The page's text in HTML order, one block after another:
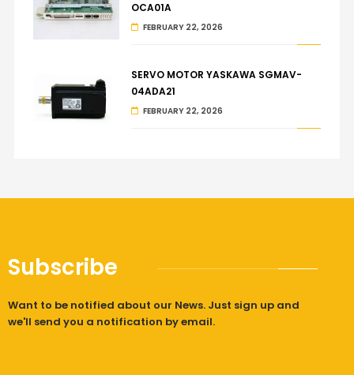
OCA01A
FEBRUARY 22, 2026
SERVO MOTOR YASKAWA SGMAV-
04ADA21
FEBRUARY 22, 2026
Subscribe
Want to be notified about our News. Just sign up and
we'll send you a notification by email.